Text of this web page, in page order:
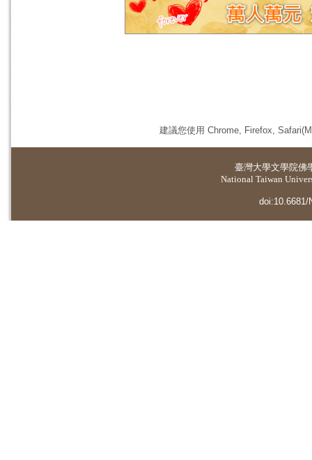
建議您使用 Chrome, Firefox,
臺灣大學文學院佛
National Taiwan
doi:10.6681/